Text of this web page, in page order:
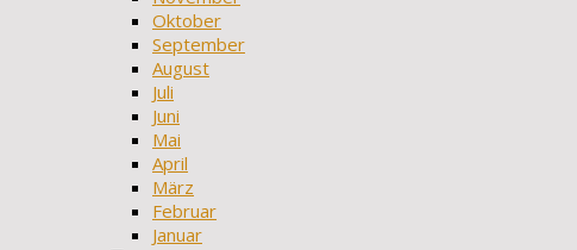
Oktober
September
August
Juli
Juni
Mai
April
März
Februar
Januar